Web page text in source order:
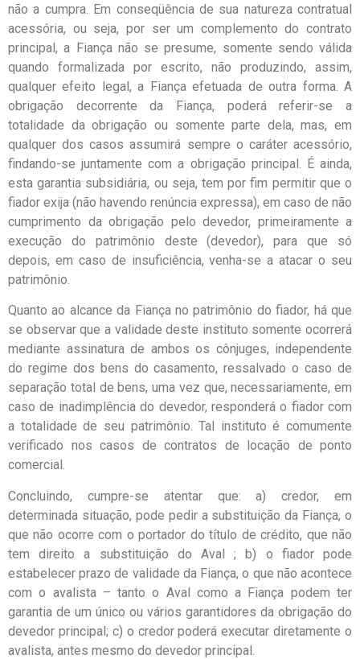
não a cumpra. Em conseqüência de sua natureza contratual
acessória, ou seja, por ser um complemento do contrato
principal, a Fiança não se presume, somente sendo válida
quando formalizada por escrito, não produzindo, assim,
qualquer efeito legal, a Fiança efetuada de outra forma. A
obrigação decorrente da Fiança, poderá referir-se a
totalidade da obrigação ou somente parte dela, mas, em
qualquer dos casos assumirá sempre o caráter acessório,
findando-se juntamente com a obrigação principal. É ainda,
esta garantia subsidiária, ou seja, tem por fim permitir que o
fiador exija (não havendo renúncia expressa), em caso de não
cumprimento da obrigação pelo devedor, primeiramente a
execução do patrimônio deste (devedor), para que só
depois, em caso de insuficiência, venha-se a atacar o seu
patrimônio.
Quanto ao alcance da Fiança no patrimônio do fiador, há que
se observar que a validade deste instituto somente ocorrerá
mediante assinatura de ambos os cônjuges, independente
do regime dos bens do casamento, ressalvado o caso de
separação total de bens, uma vez que, necessariamente, em
caso de inadimplência do devedor, responderá o fiador com
a totalidade de seu patrimônio. Tal instituto é comumente
verificado nos casos de contratos de locação de ponto
comercial.
Concluindo, cumpre-se atentar que: a) credor, em
determinada situação, pode pedir a substituição da Fiança, o
que não ocorre com o portador do título de crédito, que não
tem direito a substituição do Aval ; b) o fiador pode
estabelecer prazo de validade da Fiança, o que não acontece
com o avalista – tanto o Aval como a Fiança podem ter
garantia de um único ou vários garantidores da obrigação do
devedor principal; c) o credor poderá executar diretamente o
avalista, antes mesmo do devedor principal.